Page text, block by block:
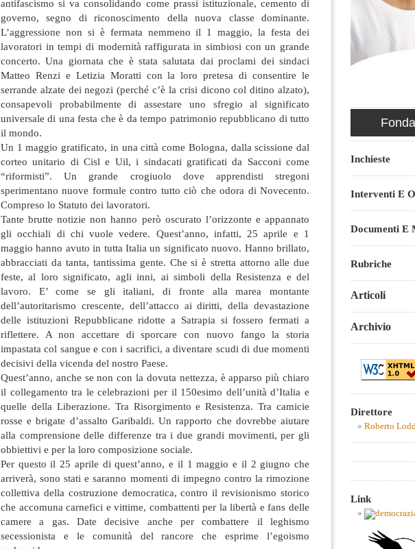
antifascismo si va consolidando come prassi istituzionale, cemento di
governo, segno di riconoscimento della nuova classe dominante.
L’aggressione non si è fermata nemmeno il 1 maggio, la festa dei
lavoratori in tempi di modernità raffigurata in simbiosi con un grande
concerto. Una giornata che è stata salutata dai proclami dei sindaci
Matteo Renzi e Letizia Moratti con la loro pretesa di consentire le
serrande alzate dei negozi (perché c’è la crisi dicono col ditino alzato),
consapevoli probabilmente di assestare uno sfregio al significato
universale di una festa che è da tempo patrimonio repubblicano di tutto
il mondo.
Un 1 maggio gratificato, in una città come Bologna, dalla scissione dal
corteo unitario di Cisl e Uil, i sindacati gratificati da Sacconi come
“riformisti”. Un grande crogiuolo dove apprendisti stregoni
sperimentano nuove formule contro tutto ciò che odora di Novecento.
Compreso lo Statuto dei lavoratori.
Tante brutte notizie non hanno però oscurato l’orizzonte e appannato
gli occhiali di chi vuole vedere. Quest’anno, infatti, 25 aprile e 1
maggio hanno avuto in tutta Italia un significato nuovo. Hanno brillato,
abbracciati da tanta, tantissima gente. Che si è stretta attorno alle due
feste, al loro significato, agli inni, ai simboli della Resistenza e del
lavoro. E’ come se gli italiani, di fronte alla marea montante
dell’autoritarismo crescente, dell’attacco ai diritti, della devastazione
delle istituzioni Repubblicane ridotte a Satrapia si fossero fermati a
riflettere. A non accettare di sporcare con nuovo fango la storia
impastata col sangue e con i sacrifici, a diventare scudi di due momenti
decisivi della vicenda del nostro Paese.
Quest’anno, anche se non con la dovuta nettezza, è apparso più chiaro
il collegamento tra le celebrazioni per il 150esimo dell’unità d’Italia e
quelle della Liberazione. Tra Risorgimento e Resistenza. Tra camicie
rosse e brigate d’assalto Garibaldi. Un rapporto che dovrebbe aiutare
alla comprensione delle differenze tra i due grandi movimenti, per gli
obbiettivi e per la loro composizione sociale.
Per questo il 25 aprile di quest’anno, e il 1 maggio e il 2 giugno che
arriverà, sono stati e saranno momenti di impegno contro la rimozione
collettiva della costruzione democratica, contro il revisionismo storico
che accomuna carnefici e vittime, combattenti per la libertà e fans delle
camere a gas. Date decisive anche per combattere il leghismo
secessionista e le comunità del rancore che esprime l’egoismo
Inchieste
Interventi E
Documenti E
Rubriche
Articoli
Archivio
Direttore
Roberto
Link